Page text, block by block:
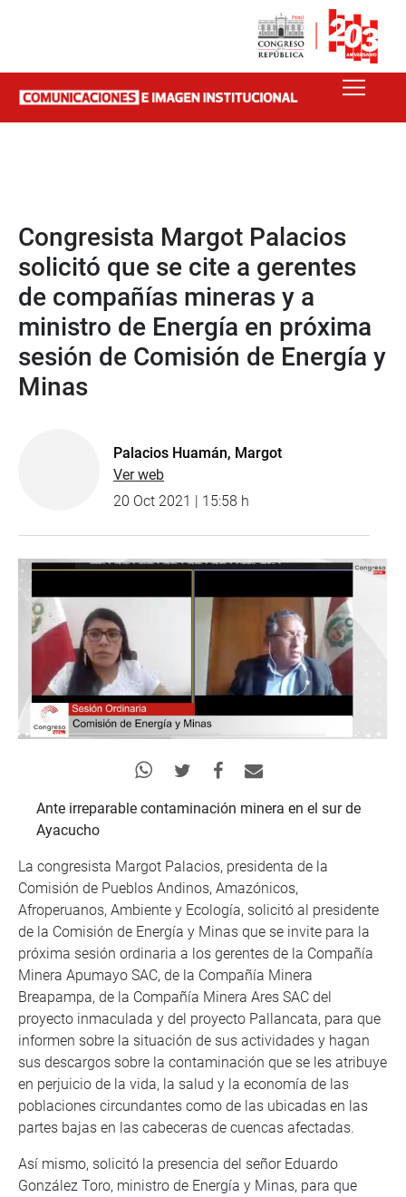
Congresista Margot Palacios
solicitó que se cite a gerentes
de compañías mineras y a
ministro de Energía en próxima
sesión de Comisión de Energía y
Minas
Palacios Huamán, Margot
Ver web
20 Oct 2021 | 15:58 h
Ante irreparable contaminación minera en el sur de
Ayacucho
La congresista Margot Palacios, presidenta de la
Comisión de Pueblos Andinos, Amazónicos,
Afroperuanos, Ambiente y Ecología, solicitó al presidente
de la Comisión de Energía y Minas que se invite para la
próxima sesión ordinaria a los gerentes de la Compañía
Minera Apumayo SAC, de la Compañía Minera
Breapampa, de la Compañía Minera Ares SAC del
proyecto inmaculada y del proyecto Pallancata, para que
informen sobre la situación de sus actividades y hagan
sus descargos sobre la contaminación que se les atribuye
en perjuicio de la vida, la salud y la economía de las
poblaciones circundantes como de las ubicadas en las
partes bajas en las cabeceras de cuencas afectadas.
Así mismo, solicitó la presencia del señor Eduardo
González Toro, ministro de Energía y Minas, para que